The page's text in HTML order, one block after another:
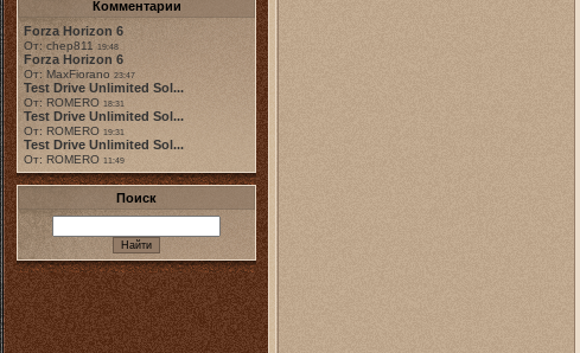
Комментарии
Forza Horizon 6
От: chep811 19:48
Forza Horizon 6
От: MaxFiorano 23:47
Test Drive Unlimited Sol...
От: ROMERO 18:31
Test Drive Unlimited Sol...
От: ROMERO 19:31
Test Drive Unlimited Sol...
От: ROMERO 11:49
Поиск